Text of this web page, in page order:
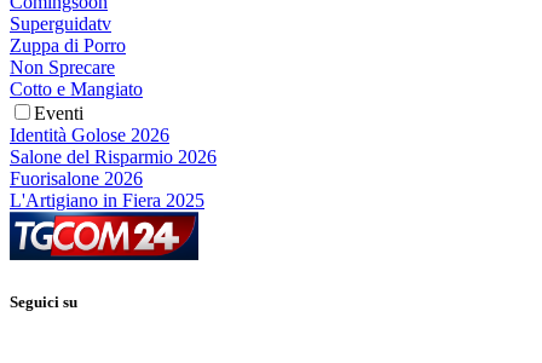
Superguidatv
Zuppa di Porro
Non Sprecare
Cotto e Mangiato
Eventi
Identità Golose 2026
Salone del Risparmio 2026
Fuorisalone 2026
L'Artigiano in Fiera 2025
Seguici su